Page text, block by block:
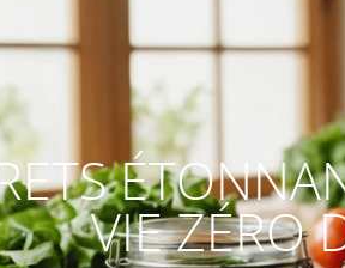
VIE ZÉRO